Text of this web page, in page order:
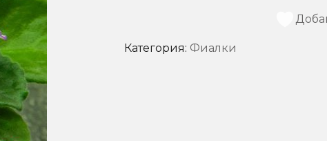
Категория: Фиалки